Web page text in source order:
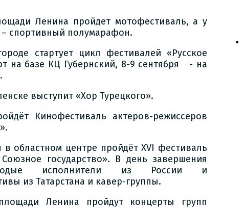
Ленина пройдет мотофестиваль, а у
спортивный полумарафон.
стартует цикл фестивалей «Русское
на базе КЦ Губернский, 8-9 сентября - на
выступит «Хор Турецкого».
Кинофестиваль актеров-режиссеров
в областном центре пройдёт XVI фестиваль
государство». В день завершения
исполнители из России и
из Татарстана и кавер-группы.
Ленина пройдут концерты групп